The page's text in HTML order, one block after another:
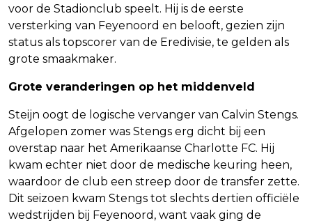
voor de Stadionclub speelt. Hij is de eerste
versterking van Feyenoord en belooft, gezien zijn
status als topscorer van de Eredivisie, te gelden als
grote smaakmaker.
Grote veranderingen op het middenveld
Steijn oogt de logische vervanger van Calvin Stengs.
Afgelopen zomer was Stengs erg dicht bij een
overstap naar het Amerikaanse Charlotte FC. Hij
kwam echter niet door de medische keuring heen,
waardoor de club een streep door de transfer zette.
Dit seizoen kwam Stengs tot slechts dertien officiële
wedstrijden bij Feyenoord, want vaak ging de